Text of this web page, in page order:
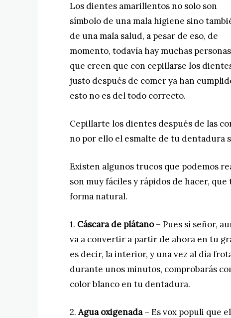
Los dientes amarillentos no solo son
símbolo de una mala higiene sino
de una mala salud, a pesar de eso, de
momento, todavía hay muchas personas
que creen que con cepillarse los
justo después de comer ya han
esto no es del todo correcto.
Cepillarte los dientes después de las
no por ello el esmalte de tu dentadura
Existen algunos trucos que podemos
son muy fáciles y rápidos de hacer,
forma natural.
1. Cáscara de plátano– Pues sí señor,
va a convertir a partir de ahora en tu
es decir, la interior, y una vez al día
durante unos minutos, comprobarás
color blanco en tu dentadura.
2.Agua oxigenada– Es vox populi que